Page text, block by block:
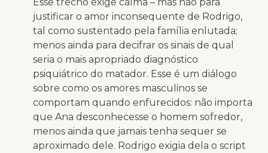
justificar o amor inconsequente de Rodrigo,
tal como sustentado pela família enlutada;
menos ainda para decifrar os sinais de qual
seria o mais apropriado diagnóstico
psiquiátrico do matador. Esse é um diálogo
sobre como os amores masculinos se
comportam quando enfurecidos: não importa
que Ana desconhecesse o homem sofredor,
menos ainda que jamais tenha sequer se
aproximado dele. Rodrigo exigia dela o script